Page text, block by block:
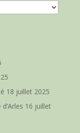
18 juillet 2025
16 juillet